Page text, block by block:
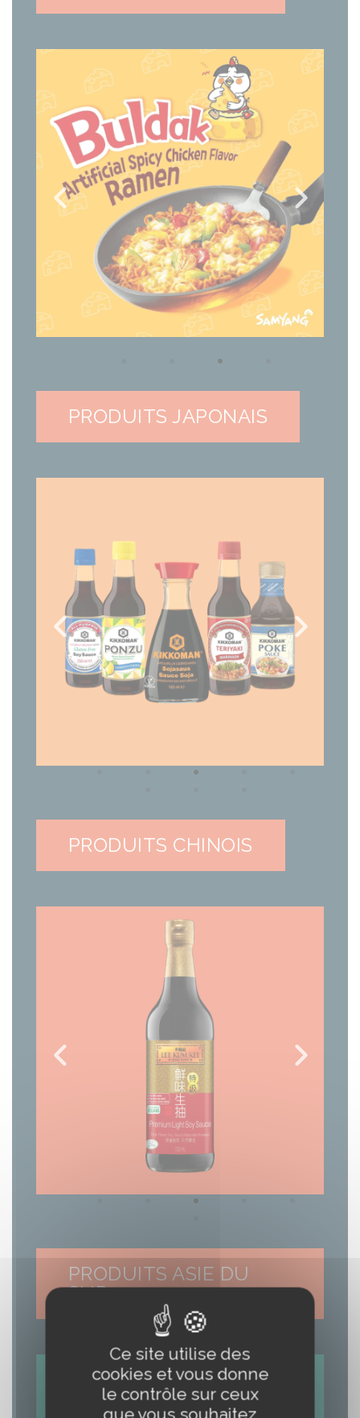
PRODUITS JAPONAIS
PRODUITS CHINOIS
PRODUITS ASIE DU
SUD
Ce site utilise des
cookies et vous donne
le contrôle sur ceux
que vous souhaitez